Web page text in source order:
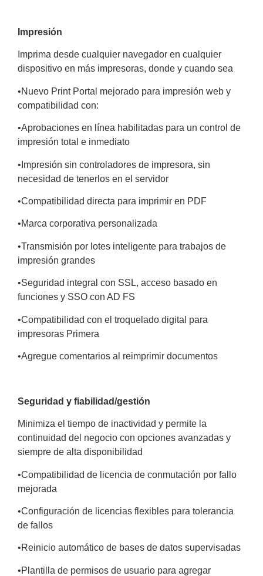
Impresión
Imprima desde cualquier navegador en cualquier
dispositivo en más impresoras, donde y cuando sea
•Nuevo Print Portal mejorado para impresión web y
compatibilidad con:
•Aprobaciones en línea habilitadas para un control de
impresión total e inmediato
• Impresión sin controladores de impresora, sin
necesidad de tenerlos en el servidor
•Compatibilidad directa para imprimir en PDF
•Marca corporativa personalizada
•Transmisión por lotes inteligente para trabajos de
impresión grandes
•Seguridad integral con SSL, acceso basado en
funciones y SSO con AD FS
•Compatibilidad con el troquelado digital para
impresoras Primera
•Agregue comentarios al reimprimir documentos
Seguridad y fiabilidad/gestión
Minimiza el tiempo de inactividad y permite la
continuidad del negocio con opciones avanzadas y
siempre de alta disponibilidad
•Compatibilidad de licencia de conmutación por fallo
mejorada
•Configuración de licencias flexibles para tolerancia
de fallos
•Reinicio automático de bases de datos supervisadas
•Plantilla de permisos de usuario para agregar